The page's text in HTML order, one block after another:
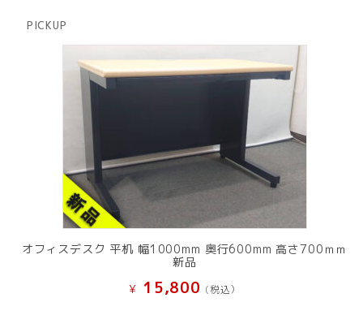
PICKUP
オフィスデスク 平机 幅1000mm 奥行600mm 高さ700ｍｍ
新品
¥ 15,800 (税込）